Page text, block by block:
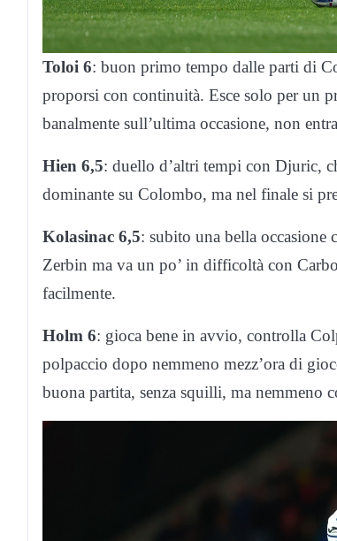
Toloi 6: buon primo tempo dalle parti di
proporsi con continuità. Esce solo per un
banalmente sull’ultima occasione, non
Hien 6,5: duello d’altri tempi con Djuric,
dominante su Colombo, ma nel finale si
Kolasinac 6,5: subito una bella
Zerbin ma va un po’ in difficoltà con
facilmente.
Holm 6: gioca bene in avvio, controlla
polpaccio dopo nemmeno mezz’ora di
buona partita, senza squilli, ma nemmeno